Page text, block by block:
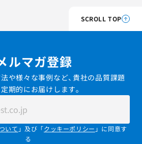
SCROLL TOP
ルマガ登録
や様々な事例など、貴社の品質課題
期的にお届けします。
いて 」及び「クッキーポリシー 」に同意す
る